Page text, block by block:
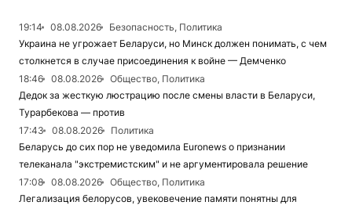
19:14 08.08.2026
Безопасность, Политика
Украина не угрожает Беларуси, но Минск должен понимать, с чем
столкнется в случае присоединения к войне — Демченко
18:46
08.08.2026
Общество, Политика
Дедок за жесткую люстрацию после смены власти в Беларуси,
Турарбекова — против
17:43
08.08.2026
Политика
Беларусь до сих пор не уведомила Euronews о признании
телеканала "экстремистским" и не аргументировала решение
17:08
08.08.2026
Общество, Политика
Легализация белорусов, увековечение памяти понятны для